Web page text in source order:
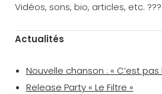
Vidéos, sons, bio, articles, etc.
Actualités
Nouvelle chanson : « C’est pas
Release Party « Le Filtre »